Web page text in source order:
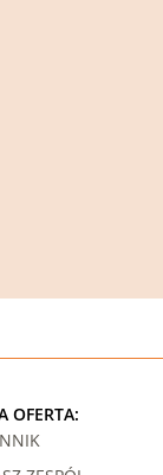
OFERTA: